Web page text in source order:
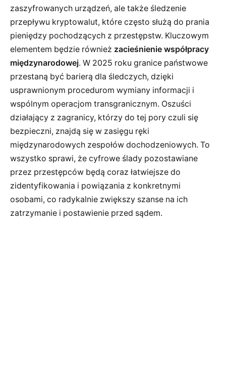
zaszyfrowanych urządzeń, ale także śledzenie
przepływu kryptowalut, które często służą do prania
pieniędzy pochodzących z przestępstw. Kluczowym
elementem będzie również zacieśnienie współpracy
międzynarodowej. W 2025 roku granice państwowe
przestaną być barierą dla śledczych, dzięki
usprawnionym procedurom wymiany informacji i
wspólnym operacjom transgranicznym. Oszuści
działający z zagranicy, którzy do tej pory czuli się
bezpieczni, znajdą się w zasięgu ręki
międzynarodowych zespołów dochodzeniowych. To
wszystko sprawi, że cyfrowe ślady pozostawiane
przez przestępców będą coraz łatwiejsze do
zidentyfikowania i powiązania z konkretnymi
osobami, co radykalnie zwiększy szanse na ich
zatrzymanie i postawienie przed sądem.